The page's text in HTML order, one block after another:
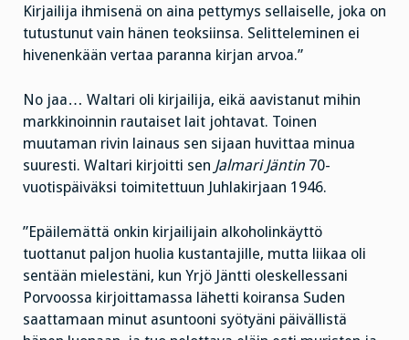
Kirjailija ihmisenä on aina pettymys sellaiselle, joka on
tutustunut vain hänen teoksiinsa. Selitteleminen ei
hivenenkään vertaa paranna kirjan arvoa.”
No jaa… Waltari oli kirjailija, eikä aavistanut mihin
markkinoinnin rautaiset lait johtavat. Toinen
muutaman rivin lainaus sen sijaan huvittaa minua
suuresti. Waltari kirjoitti sen Jalmari Jäntin 70-
vuotispäiväksi toimitettuun Juhlakirjaan 1946.
”Epäilemättä onkin kirjailijain alkoholinkäyttö
tuottanut paljon huolia kustantajille, mutta liikaa oli
sentään mielestäni, kun Yrjö Jäntti oleskellessani
Porvoossa kirjoittamassa lähetti koiransa Suden
saattamaan minut asuntooni syötyäni päivällistä